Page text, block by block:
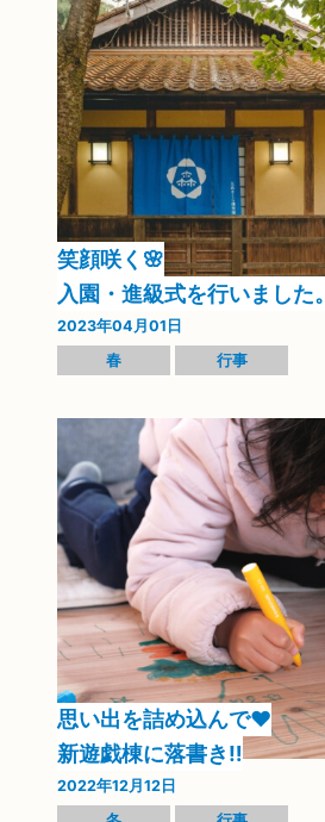
笑顔咲く🌸
入園・進級式を行いました。
2023年04月01日
春
行事
思い出を詰め込んで❤
新遊戯棟に落書き‼
2022年12月12日